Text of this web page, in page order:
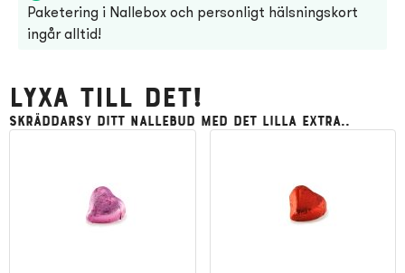
Paketering i Nallebox och personligt hälsningskort
ingår alltid!
Lyxa till det!
Skräddarsy ditt Nallebud med det lilla extra..